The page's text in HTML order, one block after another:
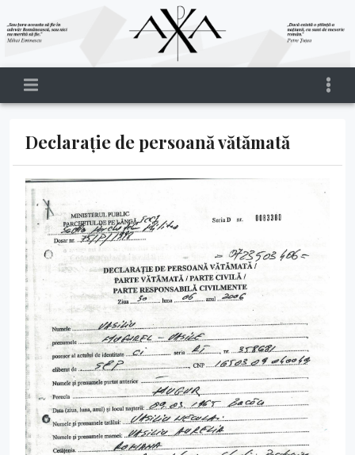
Declarație de persoană vătămată